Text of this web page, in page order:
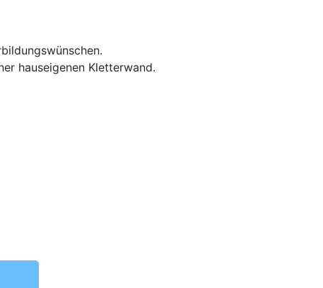
hauseigenen Kletterwand.